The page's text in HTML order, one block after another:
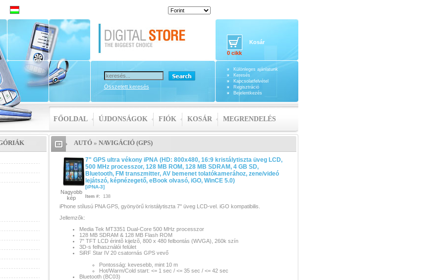
Összetett keresés
Kosár
0 cikk
Különleges ajánlatunk
Keresés
Kapcsolatfelvétel
Regisztráció
Bejelentkezés
FŐOLDAL ÚJDONSÁGOK FIÓK KOSÁR MEGRENDELÉS
AUTÓ» NAVIGÁCIÓ (GPS)
Nagyobb
kép
7" GPS ultra vékony iPNA (HD: 800x480, 16:9 kristálytiszta üveg LCD,
500 MHz processzor, 128 MB ROM, 128 MB SDRAM, 4 GB SD,
Bluetooth, FM transzmitter, AV bemenet tolatókamerához, zene/videó
lejátszó, képnézegető, eBook olvasó, iGO, WinCE 5.0)
[iPNA-3]
Item #: 138
iPhone stílusú PNA GPS, gyönyörű kristálytiszta 7'' üveg LCD-vel. iGO kompatibilis.
Jellemzők:
Media Tek MT3351 Dual-Core 500 MHz processzor
128 MB SDRAM & 128 MB Flash ROM
7" TFT LCD érintõ kijelzõ, 800 x 480 felbontás (WVGA), 260k szín
3D-s felhasználói felület
SiRF Star IV 20 csatornás GPS vevő
Pontosság: kevesebb, mint 10 m
Hot/Warm/Cold start: <= 1 sec / <= 35 sec / <= 42 sec
Bluetooth (BC03)